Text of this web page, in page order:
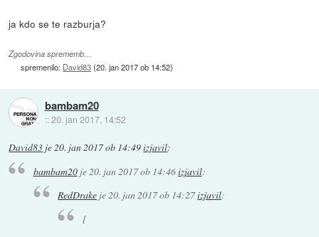
ja kdo se te razburja?
Zgodovina sprememb…
spremenilo: David83(20. jan 2017 ob 14:52)
bambam20
::20. jan 2017, 14:52
David83 je20. jan 2017 ob 14:49izjavil:
bambam20je20. jan 2017 ob 14:46izjavil:
RedDrake je 20. jan 2017 ob 14:27izjavil:
[